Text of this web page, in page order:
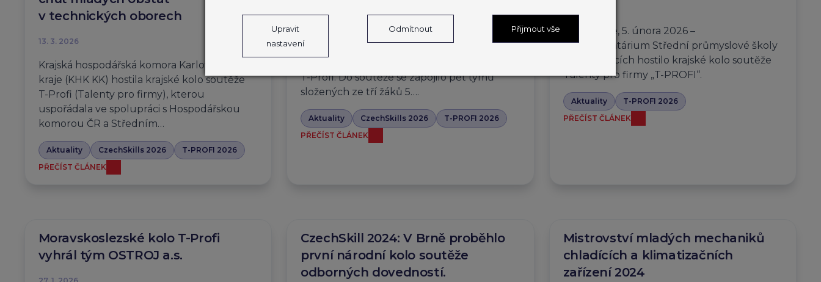
v technických oborech
13. 3. 2026
Krajská hospodářská komora Karlovarského
kraje (KHK KK) hostila krajské kolo soutěže
T-Profi (Talenty pro firmy), kterou
uspořádala ve spolupráci s Hospodářskou
komorou ČR a Středním…
Aktuality CzechSkills 2026
T-PROFI 2026
PŘEČÍST ČLÁNEK
Třebíč se ve čtvrtek 5. března 2026 stala
T-Profi. Do soutěže se zapojilo pět týmů
složených ze tří žáků 5….
Aktuality CzechSkills 2026
T-PROFI 2026
PŘEČÍST ČLÁNEK
Otrokovice, 5. února 2026 –
Experimentárium Střední průmyslové školy
v Otrokovicích hostilo krajské kolo soutěže
Talenty pro firmy „T-PROFI“.
Aktuality
T-PROFI 2026
PŘEČÍST ČLÁNEK
Moravskoslezské kolo T-Profi
vyhrál tým OSTROJ a.s.
CzechSkill 2024: V Brně proběhlo
první národní kolo soutěže
odborných dovedností.
Mistrovství mladých mechaniků
chladících a klimatizačních
zařízení 2024
Upravit
nastavení
Odmítnout Přijmout vše